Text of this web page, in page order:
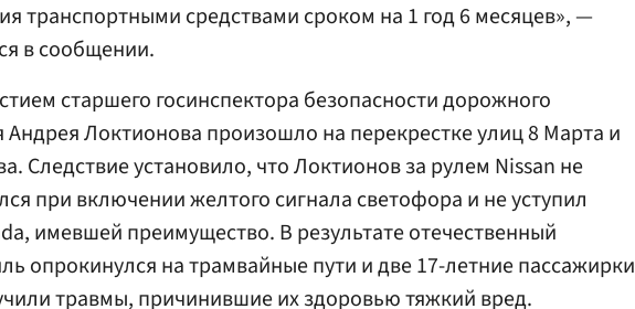
транспортными средствами сроком на 1 год 6 месяцев», —
в сообщении.
старшего госинспектора безопасности дорожного
Локтионова произошло на перекрестке улиц 8 Марта и
Следствие установило, что Локтионов за рулем Nissan не
при включении желтого сигнала светофора и не уступил
имевшей преимущество. В результате отечественный
опрокинулся на трамвайные пути и две 17-летние пассажирки
травмы, причинившие их здоровью тяжкий вред.